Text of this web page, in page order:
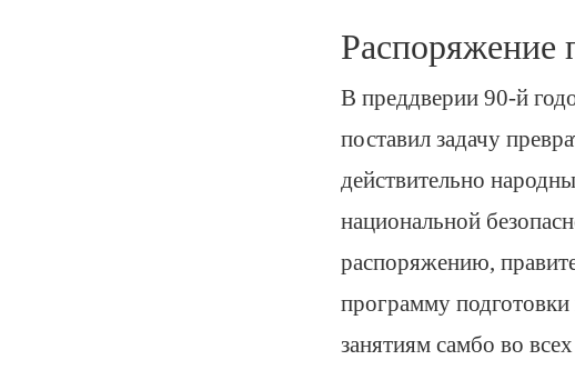
Распоряжение
В преддверии 90‑й
поставил задачу
действительно
национальной
распоряжению,
программу
занятиям самбо во